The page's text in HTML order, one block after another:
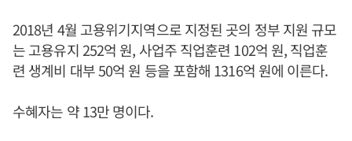
2018년 4월 고용위기지역으로 지정된 곳의 정부 지원 규모
는 고용유지 252억 원, 사업주 직업훈련 102억 원, 직업훈
련 생계비 대부 50억 원 등을 포함해 1316억 원에 이른다.
수혜자는 약 13만 명이다.